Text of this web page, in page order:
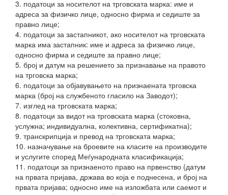
3. податоци за носителот на трговската марка: име и
адреса за физичко лице, односно фирма и седиште за
правно лице;
4. податоци за застапникот, ако носителот на трговската
марка има застапник: име и адреса за физичко лице,
односно фирма и седиште за правно лице;
5. број и датум на решението за признавање на правото
на трговска марка;
6. податоци за објавувањето на признаената трговска
марка (број на службеното гласило на Заводот);
7. изглед на трговската марка;
8. податоци за видот на трговската марка (стоковна,
услужна; индивидуална, колективна, сертификатна);
9. транскрипција и превод на трговската марка;
10. назначување на броевите на класите на производите
и услугите според Меѓународната класификација;
11. податоци за признаеното право на првенство (датум
на првата пријава, држава во која е поднесена, и број на
првата пријава; односно име на изложбата или саемот и